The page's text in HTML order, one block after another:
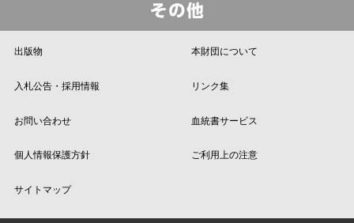
出版物 本財団について
入札公告・採用情報 リンク集
お問い合わせ 血統書サービス
個人情報保護方針 ご利用上の注意
サイトマップ